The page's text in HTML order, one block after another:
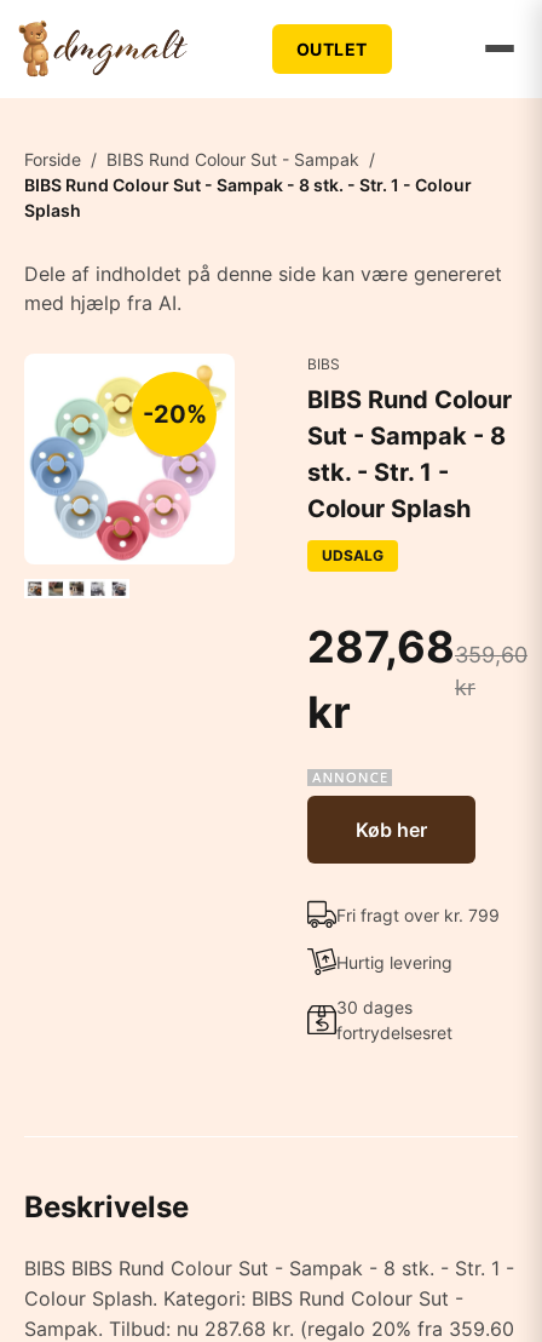
OUTLET
Forside / BIBS Rund Colour Sut - Sampak /
BIBS Rund Colour Sut - Sampak - 8 stk. - Str. 1 - Colour
Splash
Dele af indholdet på denne side kan være genereret
med hjælp fra AI.
-20%
BIBS
BIBS Rund Colour
Sut - Sampak - 8
stk. - Str. 1 -
Colour Splash
UDSALG
287,68
kr
359,60
kr
Køb her
Fri fragt over kr. 799
Hurtig levering
30 dages
fortrydelsesret
Beskrivelse
BIBS BIBS Rund Colour Sut - Sampak - 8 stk. - Str. 1 -
Colour Splash. Kategori: BIBS Rund Colour Sut -
Sampak. Tilbud: nu 287.68 kr. (regalo 20% fra 359.60